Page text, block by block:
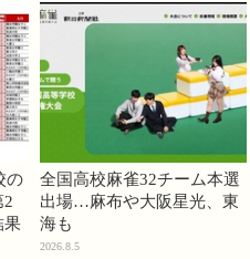
の
果
全国高校麻雀32チーム本選
出場…麻布や大阪星光、東
海も
2026.8.5